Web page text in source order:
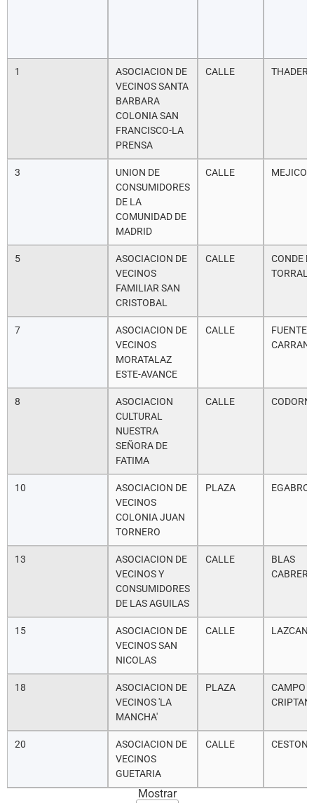
1
ASOCIACION DE
VECINOS SANTA
BARBARA
COLONIA SAN
FRANCISCO-LA
PRENSA
CALLE THADER
3
UNION DE
CONSUMIDORES
DE LA
COMUNIDAD DE
MADRID
CALLE MEJICO
5
ASOCIACION DE
VECINOS
FAMILIAR SAN
CRISTOBAL
CALLE
CONDE
7
ASOCIACION DE
VECINOS
MORATALAZ
ESTE-AVANCE
CALLE
FUENTE
8
ASOCIACION
CULTURAL
NUESTRA
SEÑORA DE
FATIMA
CALLE
10
ASOCIACION DE
VECINOS
COLONIA JUAN
TORNERO
PLAZA EGABRO
13
ASOCIACION DE
VECINOS Y
CONSUMIDORES
DE LAS AGUILAS
CALLE
BLAS
CABRERA
15
ASOCIACION DE
VECINOS SAN
NICOLAS
CALLE
18
ASOCIACION DE
VECINOS 'LA
MANCHA'
PLAZA
CAMPO
20
ASOCIACION DE
VECINOS
GUETARIA
CALLE CESTONA
Mostrar